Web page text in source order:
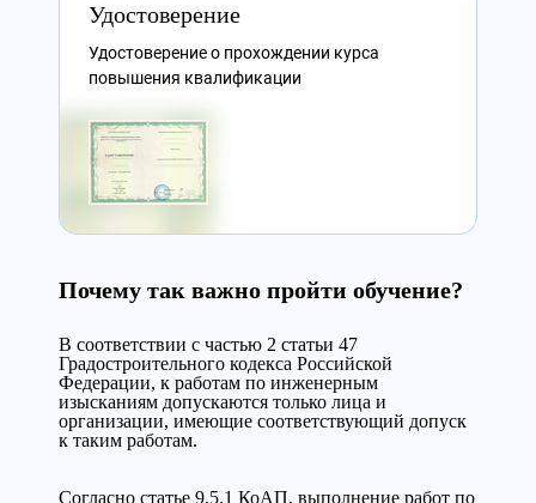
Удостоверение
Удостоверение о прохождении курса
повышения квалификации
Почему так важно пройти обучение?
В соответствии с частью 2 статьи 47
Градостроительного кодекса Российской
Федерации, к работам по инженерным
изысканиям допускаются только лица и
организации, имеющие соответствующий допуск
к таким работам.
Согласно статье 9.5.1 КоАП, выполнение работ по